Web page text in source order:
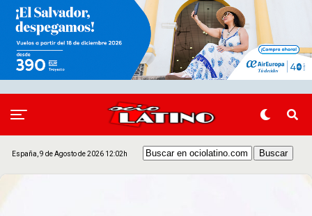
España, 9 de Agosto de 2026 12:02h